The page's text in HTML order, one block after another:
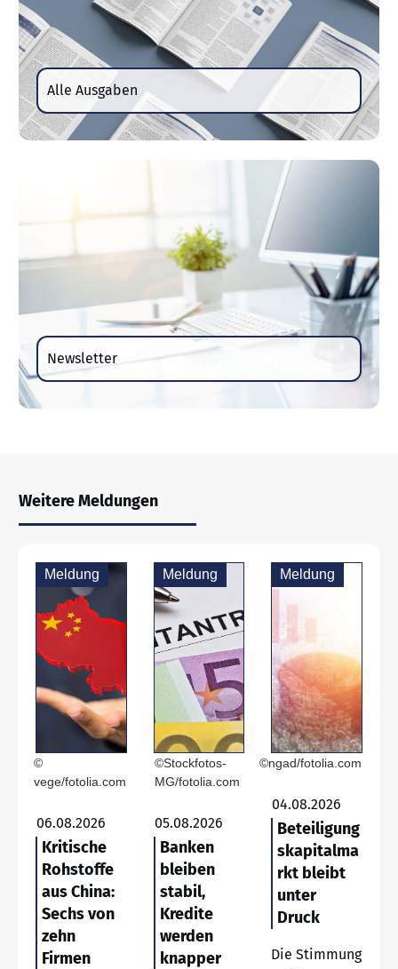
Alle Ausgaben
Newsletter
Weitere Meldungen
Meldung
©
vege/fotolia.com
06.08.2026
Kritische
Rohstoffe
aus China:
Sechs von
zehn
Firmen
Meldung
©Stockfotos-
MG/fotolia.com
05.08.2026
Banken
bleiben
stabil,
Kredite
werden
knapper
Meldung
©ngad/fotolia.com
04.08.2026
Beteiligung
skapitalma
rkt bleibt
unter
Druck
Die Stimmung